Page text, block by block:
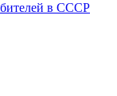
в СССР